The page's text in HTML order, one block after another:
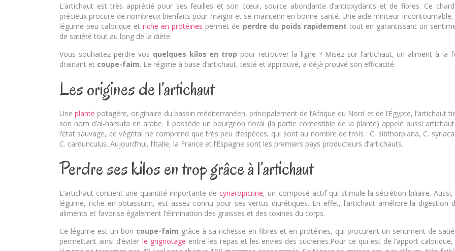
L’artichaut est très apprécié pour ses feuilles et son cœur, source abondante d’antioxydants et de fibres. Ce
précieux procure de nombreux bienfaits pour maigrir et se maintenir en bonne santé. Une aide minceur incontournable,
légume peu calorique etriche en protéines permet de perdre du poids rapidement tout en garantissant un
de satiété tout au long de la diète.
Vous souhaitez perdre vos quelques kilos en trop pour retrouver la ligne ? Misez sur l’artichaut, un aliment à la
drainant et coupe-faim. Le régime à base d’artichaut, testé et approuvé, a déjà prouvé son efficacité.
Les origines de l’artichaut
Uneplante potagère, originaire du bassin méditerranéen, principalement de l’Afrique du Nord et de l’Égypte, l’artichaut
son nom d’al-harsufa en arabe. Il possède un bourgeon floral (la partie comestible de la plante) appelé aussi
l’état sauvage, ce végétal ne comprend que très peu d’espèces, qui sont au nombre de trois : C. sibthorpiana, C.
C. cardunculus. Aujourd’hui, l’Italie, la France et l’Espagne sont les premiers pays producteurs d’artichauts.
Perdre ses kilos en trop grâce à l’artichaut
L’artichaut contient une quantité importante decynaropicrine, un composé actif qui stimule la sécrétion biliaire. Aussi,
légume, riche en potassium, est assez connu pour ses vertus diurétiques. En effet, l’artichaut améliore la digestion
aliments et favorise également l’élimination des graisses et des toxines du corps.
Ce légume est un bon coupe-faim grâce à sa richesse en fibres et en protéines, qui procurent un sentiment de
permettant ainsi d’éviter le grignotage entre les repas et les envies des sucreries.Pour ce qui est de l’apport calorique,